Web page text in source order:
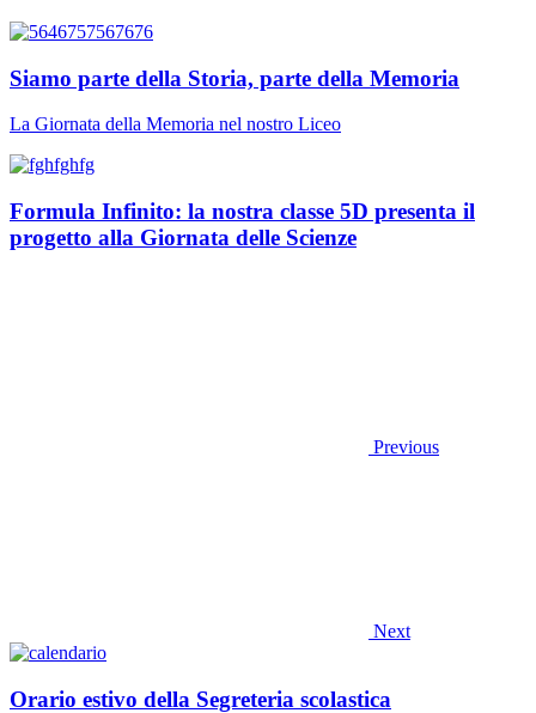
Siamo parte della Storia, parte della Memoria
La Giornata della Memoria nel nostro Liceo
Formula Infinito: la nostra classe 5D presenta il
progetto alla Giornata delle Scienze
Previous
Next
Orario estivo della Segreteria scolastica